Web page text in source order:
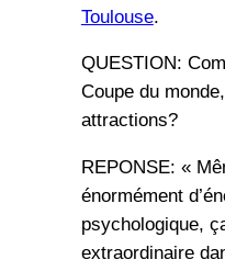
Toulouse.
QUESTION:
Coupe du
attractions?
REPONSE: «
énormément
psychologique,
extraordinaire